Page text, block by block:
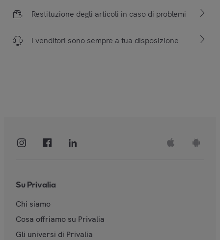
Restituzione degli articoli in caso di problemi
I venditori sono sempre a tua disposizione
Su Privalia
Chi siamo
Cosa offriamo su Privalia
Gli universi di Privalia